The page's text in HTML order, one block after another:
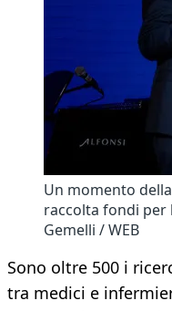
Un momento
raccolta fondi per
Gemelli / WEB
Sono oltre 500 i
tra medici e